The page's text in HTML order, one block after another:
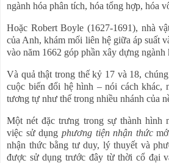
ngành hóa phân tích, hóa tổng hợp, hóa
Hoặc Robert Boyle (1627-1691), nhà
của Anh, khám mối liên hệ giữa áp suất
vào năm 1662 góp phần xây dựng ngành
Và quả thật trong thế kỷ 17 và 18,
cuộc biến đổi hệ hình – nói cách khác,
tương tự như thế trong nhiều nhánh của
Một nét đặc trưng trong sự thành hình
việc sử dụng phương tiện nhận thức
nhận thức bằng tư duy, lý thuyết và
được sử dụng trước đây từ thời cổ đại